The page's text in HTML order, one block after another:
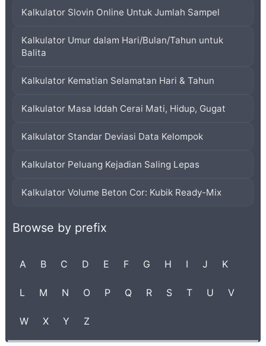
Kalkulator Slovin Online Untuk Jumlah Sampel
Kalkulator Umur dalam Hari/Bulan/Tahun untuk
Balita
Kalkulator Kematian Selamatan Hari & Tahun
Kalkulator Masa Iddah Cerai Mati, Hidup, Gugat
Kalkulator Standar Deviasi Data Kelompok
Kalkulator Peluang Kejadian Saling Lepas
Kalkulator Volume Beton Cor: Kubik Ready-Mix
Browse by prefix
A B C D E F G H I J K
L M N O P Q R S T U V
W X Y Z